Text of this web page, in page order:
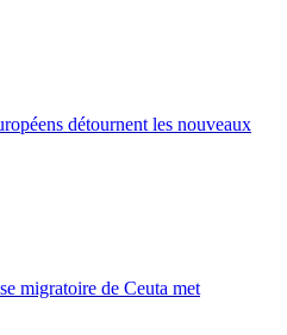
détournent les nouveaux
migratoire de Ceuta met